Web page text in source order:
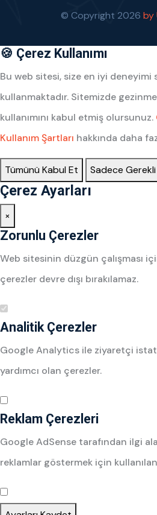
© Copyright 2026 by
🍪 Çerez Kullanımı
Bu web sitesi, size en iyi
kullanmaktadır. Sitemizde
kullanımını kabul etmiş olursunuz.
Kullanım Şartları hakkında daha
Tümünü Kabul Et Sadece Gerekli
Çerez Ayarları
×
Zorunlu Çerezler
Web sitesinin düzgün çalışması
çerezler devre dışı bırakılamaz.
Analitik Çerezler
Google Analytics ile ziyaretçi
yardımcı olan çerezler.
Reklam Çerezleri
Google AdSense tarafından ilgi
reklamlar göstermek için